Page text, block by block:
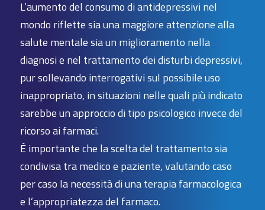
L’aumento del consumo di antidepressivi nel
mondo riflette sia una maggiore attenzione alla
salute mentale sia un miglioramento nella
diagnosi e nel trattamento dei disturbi depressivi,
pur sollevando interrogativi sul possibile uso
inappropriato, in situazioni nelle quali più indicato
sarebbe un approccio di tipo psicologico invece del
ricorso ai farmaci.
È importante che la scelta del trattamento sia
condivisa tra medico e paziente, valutando caso
per caso la necessità di una terapia farmacologica
e l’appropriatezza del farmaco.